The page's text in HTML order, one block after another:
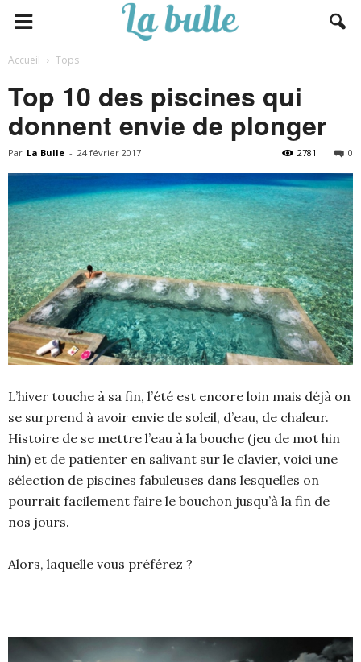
Accueil Tops
Top 10 des piscines qui
donnent envie de plonger
Par La Bulle - 24 février 2017 0
2781
L’hiver touche à sa fin, l’été est encore loin mais déjà on
se surprend à avoir envie de soleil, d’eau, de chaleur.
Histoire de se mettre l’eau à la bouche (jeu de mot hin
hin) et de patienter en salivant sur le clavier, voici une
sélection de piscines fabuleuses dans lesquelles on
pourrait facilement faire le bouchon jusqu’à la fin de
nos jours.
Alors, laquelle vous préférez ?